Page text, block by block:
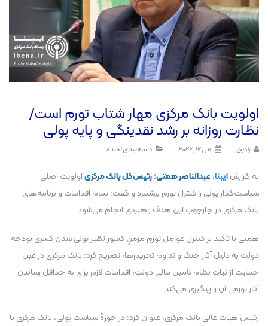
اولویت بانک مرکزی مهار شتاب تورم است/
نظارت روزانه بر رشد نقدینگی و پایه پولی
رادین می 16, 2026 دسته‌بندی نشده
به گزارشایبنا، عبدالناصرهمتی؛رئیس‌کل بانک مرکزیاولویت اصلی
سیاست‌گذار پولی را کنترل تورم برشمرد و گفت: تمام اقدامات و برنامه‌های
بانک مرکزی در چارچوب این هدف راهبردی انجام می‌شود.
همتی با تاکید بر کنترل عوامل تورمِ مزمنِ کشور نظیر پولی شدن کسری بودجه
دولت به دلیل آثار جنگ و تداوم تحریم‌ها، تصریح کرد: بانک مرکزی در عین
حمایت از ثبات نظام تامین مالی دولت، اقدامات لازم برای به حداقل رساندن
آثار تورمی آن را پیگیری می‌کند.
رئیس هیات عالی بانک مرکزی، عنوان کرد: در حوزۀ سیاست پولی، بانک مرکزی با